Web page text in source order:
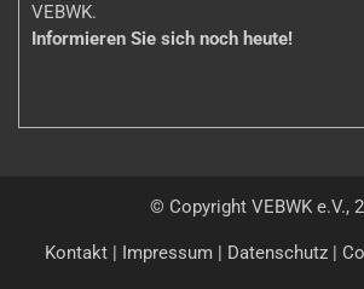
VEBWK.
Informieren Sie sich noch heute!
© Copyright VEBWK e.V.,
Kontakt | Impressum | Datenschutz |